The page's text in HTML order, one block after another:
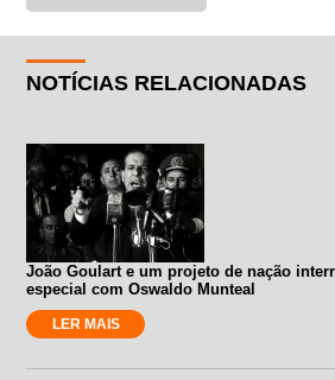
NOTÍCIAS RELACIONADAS
João Goulart e um projeto de nação
especial com Oswaldo Munteal
LER MAIS